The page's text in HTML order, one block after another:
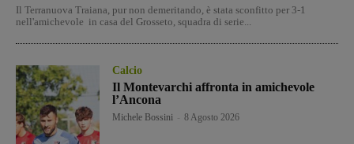
Il Terranuova Traiana, pur non demeritando, è stata sconfitto per 3-1
nell'amichevole in casa del Grosseto, squadra di serie...
Calcio
Il Montevarchi affronta in amichevole
l’Ancona
Michele Bossini 8 Agosto 2026